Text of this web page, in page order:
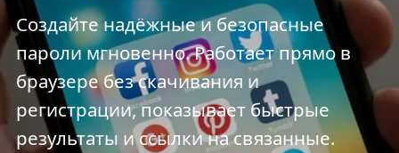
Создайте надёжные и безопасные
пароли мгновенно. Работает прямо в
браузере без скачивания и
регистрации, показывает быстрые
результаты и ссылки на связанные.